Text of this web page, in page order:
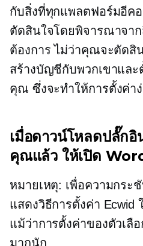
กับสิ่งที่ทุกแพลตฟอร์มอีค
ตัดสินใจโดยพิจารณาจา
ต้องการ ไม่ว่าคุณจะตัดสิ
สร้างบัญชีกับพวกเขาแล
คุณ ซึ่งจะทำให้การตั้งค่า
เมื่อดาวน์โหลดปลั๊ก
คุณแล้ว ให้เปิด
หมายเหตุ: เพื่อความกระ
แสดงวิธีการตั้งค่า Ecwid
แม้ว่าการตั้งค่าของตัวเลื
มากนัก